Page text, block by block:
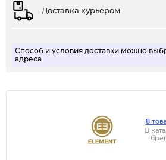
Доставка курьером
Способ и условия доставки можно
адреса
8
В